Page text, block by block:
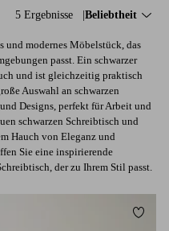
5 Ergebnisse Sortieren nach:
Beliebtheit
und modernes Möbelstück, das
passt. Ein schwarzer
und ist gleichzeitig praktisch
Auswahl an schwarzen
Designs, perfekt für Arbeit und
schwarzen Schreibtisch und
Hauch von Eleganz und
Sie eine inspirierende
der zu Ihrem Stil passt.
hinzufügen Zu